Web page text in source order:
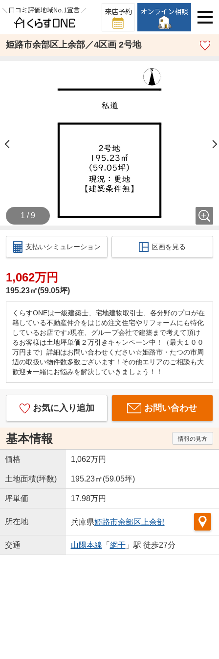
来店予約 オンライン相談
姫路市余部区上余部／4区画 2号地
1 / 9
支払いシミュレーション 区画を見る
1,062万円
195.23㎡(59.05坪)
くらすONEは一級建築士、宅地建物取引士、各分野のプロが在
籍している不動産仲介をはじめ注文住宅やリフォームにも特化
しているお店です♪現在、グループ会社で建築まで考えて頂け
るお客様は土地坪単価２万引きキャンペーン中！（最大１００
万円まで）詳細はお問い合わせください☆姫路市・たつの市周
辺の取扱い物件数多数ございます！その他エリアのご相談も大
歓迎★一緒にお悩みを解決していきましょう！！
お気に入り追加 お問い合わせ
基本情報 情報の見方
価格 1,062万円
土地面積(坪数) 195.23㎡(59.05坪)
坪単価 17.98万円
所在地 兵庫県姫路市余部区上余部
交通 山陽本線 「 網干」駅 徒歩27分